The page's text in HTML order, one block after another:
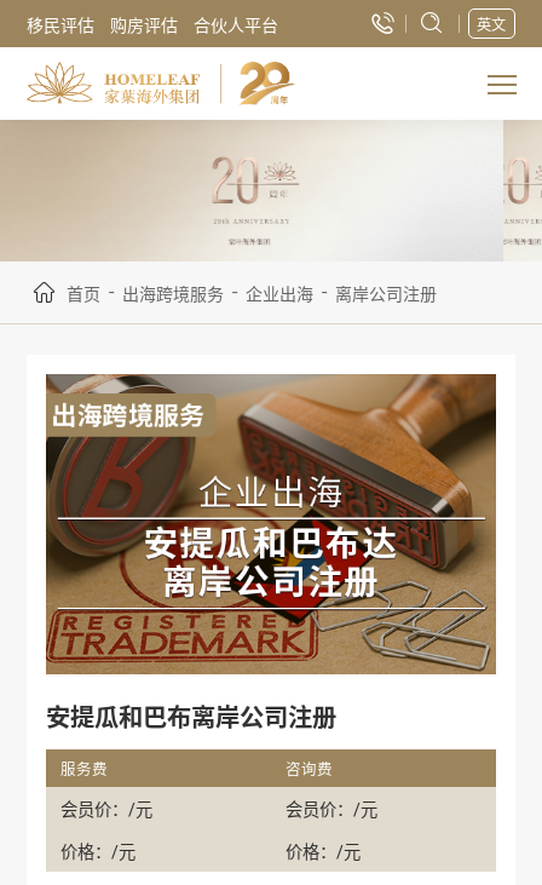
移民评估 购房评估 合伙人平台 英文
首页 - 出海跨境服务 - 企业出海 - 离岸公司注册
安提瓜和巴布离岸公司注册
服务费 咨询费
会员价：/元 会员价：/元
价格：/元 价格：/元